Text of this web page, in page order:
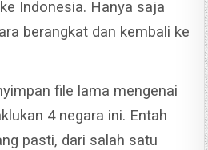
Indonesia. Hanya saja
berangkat dan kembali ke
file lama mengenai
4 negara ini. Entah
pasti, dari salah satu